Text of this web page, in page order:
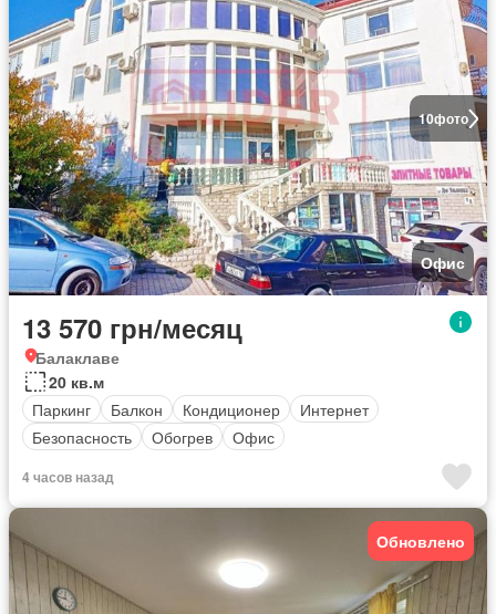
10фото
Офис
13 570 грн/месяц
Балаклаве
20 кв.м
Паркинг
Балкон Кондиционер
Интернет
Безопасность
Обогрев Офис
4 часов назад
Обновлено